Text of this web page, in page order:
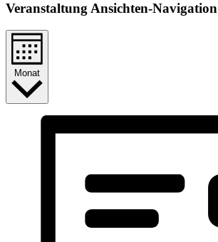
Veranstaltung Ansichten-Navigation
Monat